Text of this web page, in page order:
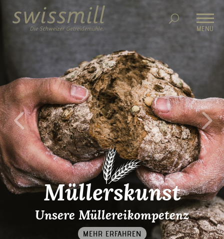
MENU
Müllerskunst
Unsere Müllereikompetenz
MEHR ERFAHREN